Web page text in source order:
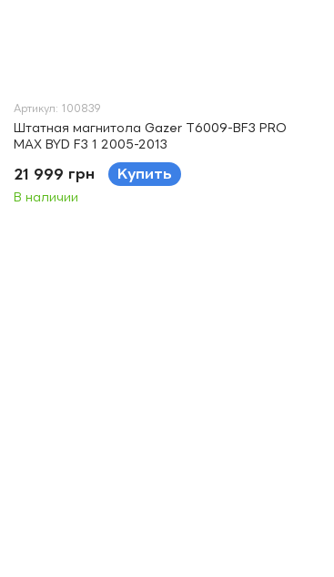
Артикул: 100839
Штатная магнитола Gazer T6009-BF3 PRO
MAX BYD F3 1 2005-2013
21 999 грн Купить
В наличии